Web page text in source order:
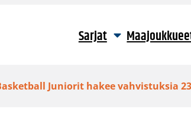
Sarjat
Juniorit hakee vahvistuksia